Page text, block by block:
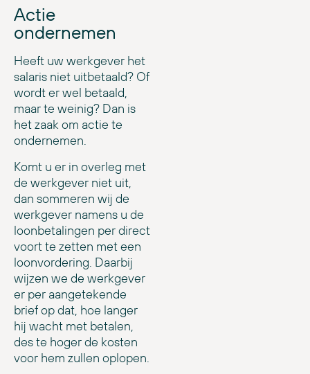
Actie
ondernemen
Heeft uw werkgever het
salaris niet uitbetaald? Of
wordt er wel betaald,
maar te weinig? Dan is
het zaak om actie te
ondernemen.
Komt u er in overleg met
de werkgever niet uit,
dan sommeren wij de
werkgever namens u de
loonbetalingen per direct
voort te zetten met een
loonvordering. Daarbij
wijzen we de werkgever
er per aangetekende
brief op dat, hoe langer
hij wacht met betalen,
des te hoger de kosten
voor hem zullen oplopen.